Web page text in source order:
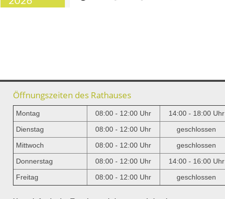
Öffnungszeiten des Rathauses
Montag 08:00 - 12:00 Uhr
14:00 - 18:00 Uhr
Dienstag
08:00 - 12:00 Uhr
geschlossen
Mittwoch
08:00 - 12:00 Uhr
geschlossen
Donnerstag
08:00 - 12:00 Uhr
14:00 - 16:00 Uhr
Freitag
08:00 - 12:00 Uhr geschlossen